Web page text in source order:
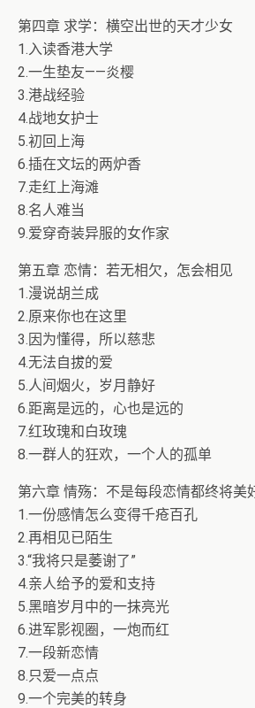
第四章 求学：横空出世的天才少女
1.入读香港大学
2.一生垫友——炎樱
3.港战经验
4.战地女护士
5.初回上海
6.插在文坛的两炉香
7.走红上海滩
8.名人难当
9.爱穿奇装异服的女作家
第五章 恋情：若无相欠，怎会相见
1.漫说胡兰成
2.原来你也在这里
3.因为懂得，所以慈悲
4.无法自拔的爱
5.人间烟火，岁月静好
6.距离是远的，心也是远的
7.红玫瑰和白玫瑰
8.一群人的狂欢，一个人的孤单
第六章 情殇：不是每段恋情都终将美
1.一份感情怎么变得千疮百孔
2.再相见已陌生
3.“我将只是萎谢了”
4.亲人给予的爱和支持
5.黑暗岁月中的一抹亮光
6.进军影视圈，一炮而红
7.一段新恋情
8.只爱一点点
9.一个完美的转身